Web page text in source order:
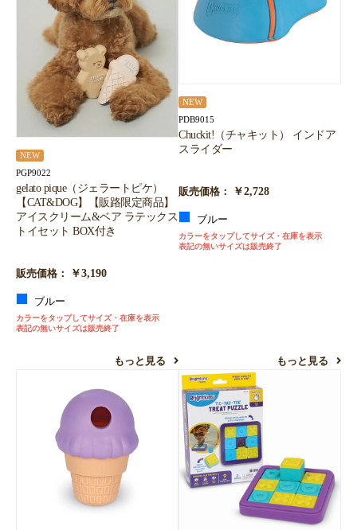
NEW
PGP9022
gelato pique（ジェラートピケ）
【CAT&DOG】【販路限定商品】
アイスクリーム&ベア ラテックス
トイセット BOX付き
販売価格： ￥3,190
ブルー
カラーをタップしてサイズ・在庫を表示
表記の無いサイズは販売終了
もっと見る
NEW
PDB9015
Chuckit!（チャキット） インドア
スライダー
販売価格： ￥2,728
ブルー
カラーをタップしてサイズ・在庫を表示
表記の無いサイズは販売終了
もっと見る